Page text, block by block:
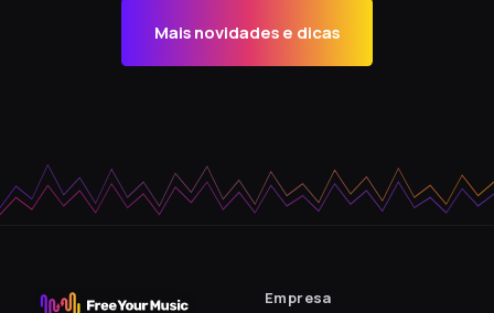
Mais novidades e dicas
Empresa